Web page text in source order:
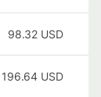
98.32 USD
196.64 USD